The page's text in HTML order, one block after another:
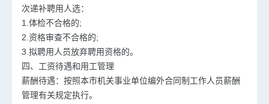
次递补聘用人选：
1.体检不合格的;
2.资格审查不合格的;
3.拟聘用人员放弃聘用资格的。
四、工资待遇和用工管理
薪酬待遇：按照本市机关事业单位编外合同制工作人员薪酬
管理有关规定执行。